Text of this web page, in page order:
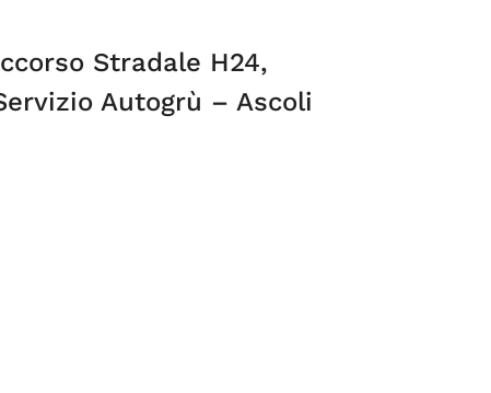
Stradale H24,
Autogrù – Ascoli